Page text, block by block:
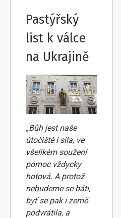
Pastýřský
list k válce
na Ukrajině
„Bůh jest naše
útočiště i síla, ve
všelikém soužení
pomoc vždycky
hotová. A protož
nebudeme se báti,
byť se pak i země
podvrátila, a